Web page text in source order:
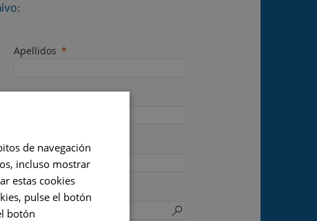
Apellidos
Ubicación
Código Postal
de navegación
incluso mostrar
estas cookies
pulse el botón
botón